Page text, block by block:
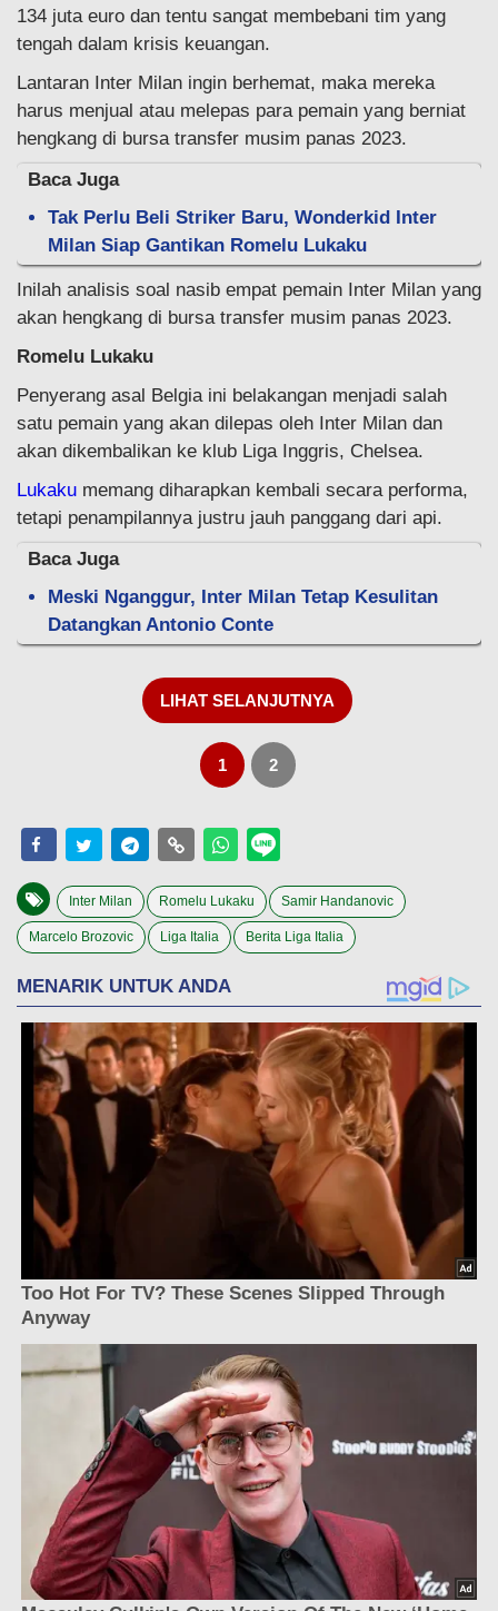
134 juta euro dan tentu sangat membebani tim yang
tengah dalam krisis keuangan.
Lantaran Inter Milan ingin berhemat, maka mereka
harus menjual atau melepas para pemain yang berniat
hengkang di bursa transfer musim panas 2023.
Baca Juga
Tak Perlu Beli Striker Baru, Wonderkid Inter
Milan Siap Gantikan Romelu Lukaku
Inilah analisis soal nasib empat pemain Inter Milan yang
akan hengkang di bursa transfer musim panas 2023.
Romelu Lukaku
Penyerang asal Belgia ini belakangan menjadi salah
satu pemain yang akan dilepas oleh Inter Milan dan
akan dikembalikan ke klub Liga Inggris, Chelsea.
Lukaku memang diharapkan kembali secara performa,
tetapi penampilannya justru jauh panggang dari api.
Baca Juga
Meski Nganggur, Inter Milan Tetap Kesulitan
Datangkan Antonio Conte
LIHAT SELANJUTNYA
1 2
Inter Milan Romelu Lukaku Samir Handanovic
Marcelo Brozovic Liga Italia Berita Liga Italia